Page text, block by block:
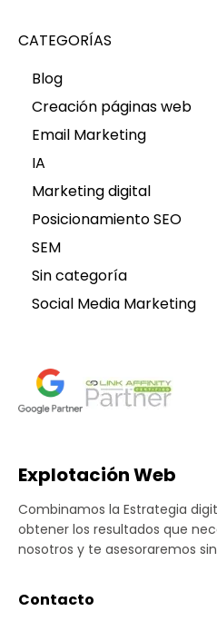
CATEGORÍAS
Blog
Creación páginas web
Email Marketing
IA
Marketing digital
Posicionamiento SEO
SEM
Sin categoría
Social Media Marketing
Explotación Web
Combinamos la Estrategia
obtener los resultados que
nosotros y te asesoraremos
Contacto